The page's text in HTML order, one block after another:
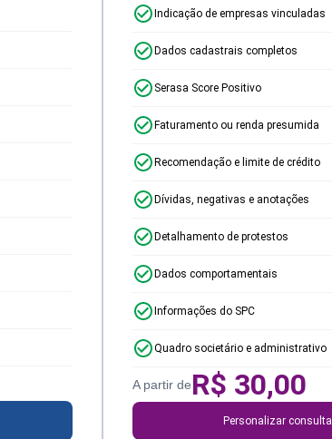
Indicação de empresas vinculadas
Dados cadastrais completos
Serasa Score Positivo
Faturamento ou renda presumida
Recomendação e limite de crédito
Dívidas, negativas e anotações
Detalhamento de protestos
Dados comportamentais
Informações do SPC
Quadro societário e administrativo
A partir deR$ 30,00
Personalizar consulta